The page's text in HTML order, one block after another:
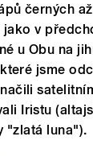
černých
v
u Obu na
jsme
Iristu
"zlatá luna").